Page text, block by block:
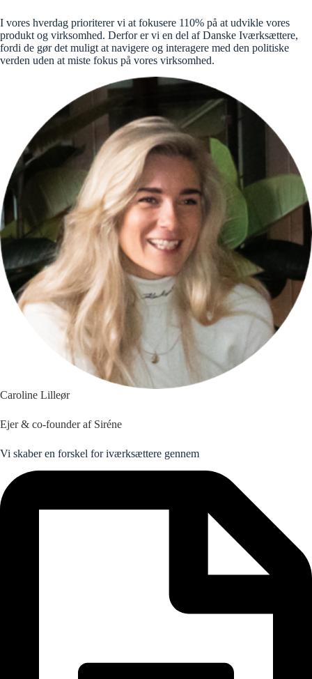
I vores hverdag prioriterer vi at fokusere 110% på at udvikle vores
produkt og virksomhed. Derfor er vi en del af Danske Iværksættere,
fordi de gør det muligt at navigere og interagere med den politiske
verden uden at miste fokus på vores virksomhed.
Caroline Lilleør
Ejer & co-founder af Siréne
Vi skaber en forskel for iværksættere gennem